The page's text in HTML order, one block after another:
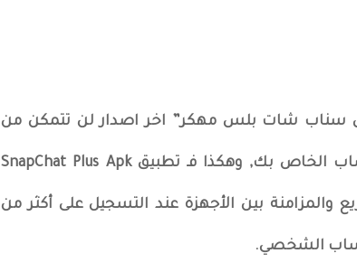
سناب شات بلس مهكر” اخر اصدار لن تتمكن من
استخدامه إلا مع تسجيل الحساب الخاص بك, وهكذا فـ تطبيق SnapChat Plus Apk
بين الأجهزة عند التسجيل على أكثر من
الشخصي.